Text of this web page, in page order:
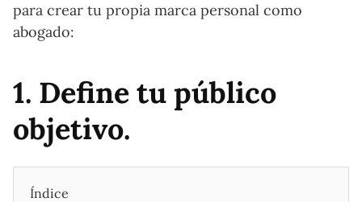
para crear tu propia marca personal como
abogado:
1. Define tu público
objetivo.
Índice